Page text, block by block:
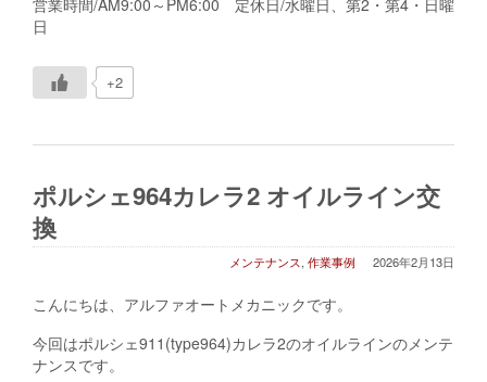
日
+2
ポルシェ964カレラ2 オイルライン交
換
2026年2月13日
メンテナンス, 作業事例
こんにちは、アルファオートメカニックです。
今回はポルシェ911(type964)カレラ2のオイルラインのメンテ
ナンスです。